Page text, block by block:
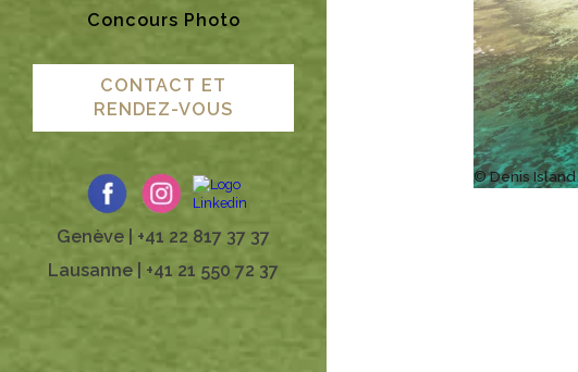
Concours Photo
CONTACT ET
RENDEZ-VOUS
Genève | +41 22 817 37 37
Lausanne | +41 21 550 72 37
© Denis Island